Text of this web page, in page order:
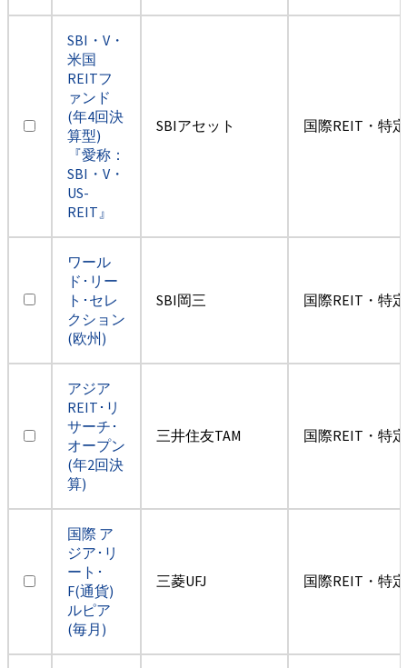
SBI・V・
米国
REITフ
ァンド
(年4回決
算型)
『愛称：
SBI・V・
US-
REIT』
SBIアセット 国際REIT・特
ワール
ド･リー
ト･セレ
クション
(欧州)
SBI岡三 国際REIT・特
アジア
REIT･リ
サーチ･
オープン
(年2回決
算)
三井住友TAM 国際REIT・特
国際 ア
ジア･リ
ート･
F(通貨)
ルピア
(毎月)
三菱UFJ 国際REIT・特